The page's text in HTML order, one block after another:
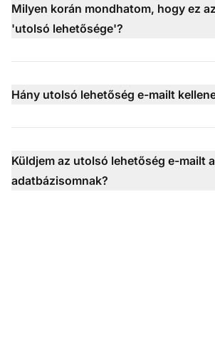
Milyen korán mondhatom, hogy ez
'utolsó lehetősége'?
Hány utolsó lehetőség e-mailt
Küldjem az utolsó lehetőség e-mailt
adatbázisomnak?